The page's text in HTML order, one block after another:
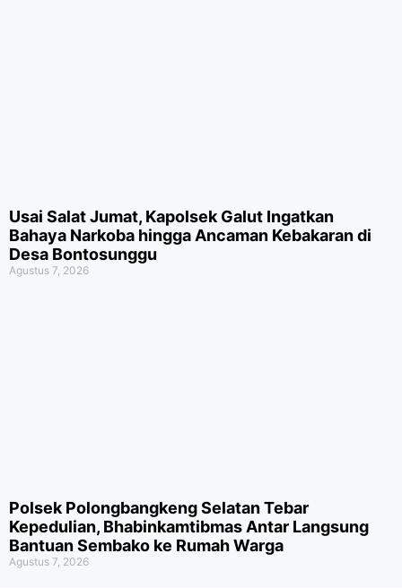
Usai Salat Jumat, Kapolsek Galut Ingatkan
Bahaya Narkoba hingga Ancaman Kebakaran di
Desa Bontosunggu
Agustus 7, 2026
Polsek Polongbangkeng Selatan Tebar
Kepedulian, Bhabinkamtibmas Antar Langsung
Bantuan Sembako ke Rumah Warga
Agustus 7, 2026